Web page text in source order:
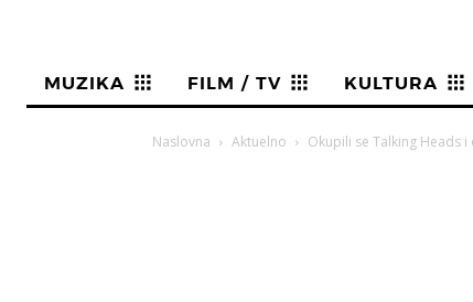
MUZIKA FILM / TV KULTURA
Naslovna Aktuelno Okupili se Talking Heads